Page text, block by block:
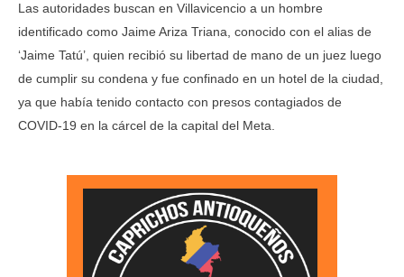
Las autoridades buscan en Villavicencio a un hombre
identificado como Jaime Ariza Triana, conocido con el alias de
‘Jaime Tatú’, quien recibió su libertad de mano de un juez luego
de cumplir su condena y fue confinado en un hotel de la ciudad,
ya que había tenido contacto con presos contagiados de
COVID-19 en la cárcel de la capital del Meta.